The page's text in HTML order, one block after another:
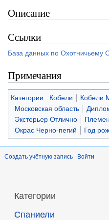
Описание
Ссылки
База данных по Охотничьему
Примечания
Категории: Кобели
Кобели
Московская область
Экстерьер Отлично
Окрас Черно-пегий
Год
Создать учётную запись Войти
Категории
Спаниели